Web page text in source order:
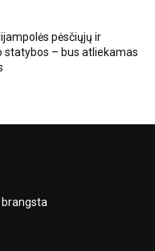
pėsčiųjų ir
statybos – bus atliekamas
brangsta